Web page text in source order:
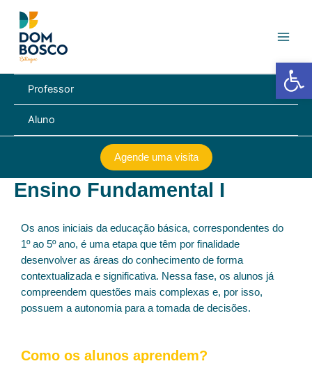
para
conteúdo
Professor
Aluno
Agende uma visita
Ensino Fundamental I
Os anos iniciais da educação básica, correspondentes do
1º ao 5º ano, é uma etapa que têm por finalidade
desenvolver as áreas do conhecimento de forma
contextualizada e significativa. Nessa fase, os alunos já
compreendem questões mais complexas e, por isso,
possuem a autonomia para a tomada de decisões.
Como os alunos aprendem?
Barra de